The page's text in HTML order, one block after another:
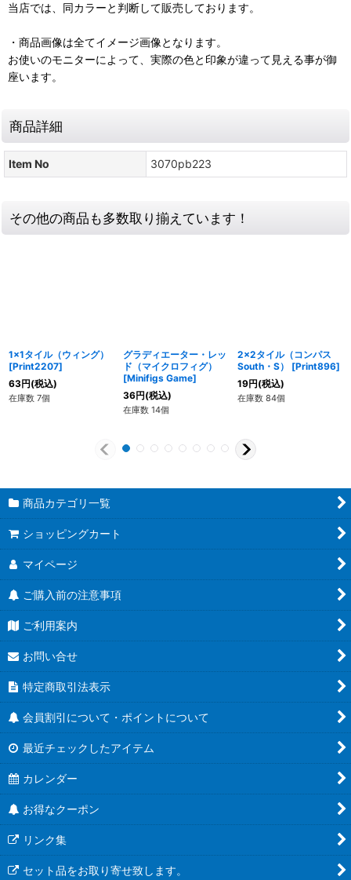
当店では、同カラーと判断して販売しております。
・商品画像は全てイメージ画像となります。
お使いのモニターによって、実際の色と印象が違って見える事が御
座います。
商品詳細
Item No 3070pb223
その他の商品も多数取り揃えています！
1x1タイル（ウィング）
[Print2207]
63円(税込)
在庫数 7個
グラディエーター・レッ
ド（マイクロフィグ）
[Minifigs Game]
36円(税込)
在庫数 14個
2x2タイル（コンパス
South・S）
[Print896]
19円(税込)
在庫数 84個
商品カテゴリ一覧
ショッピングカート
マイページ
ご購入前の注意事項
ご利用案内
お問い合せ
特定商取引法表示
会員割引について・ポイントについて
最近チェックしたアイテム
カレンダー
お得なクーポン
リンク集
セット品をお取り寄せ致します。